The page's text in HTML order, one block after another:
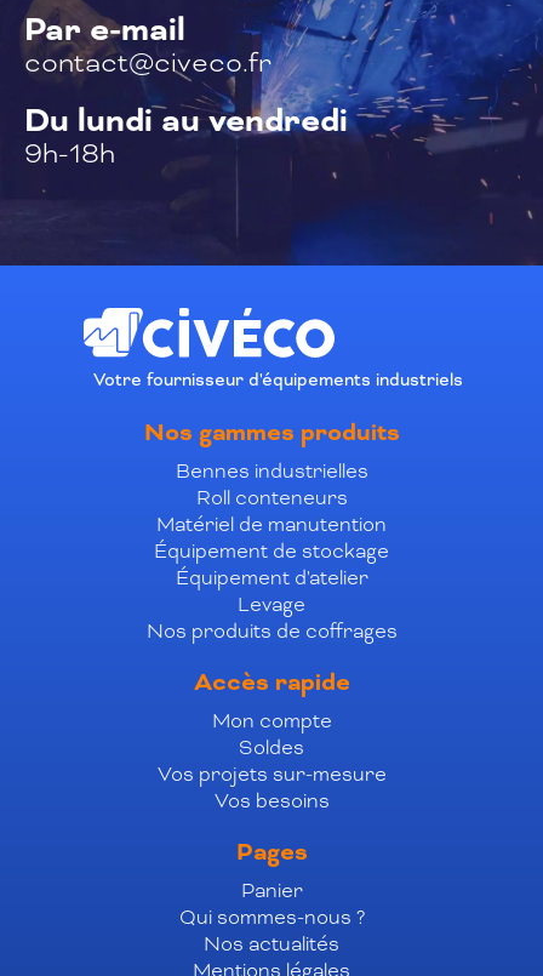
Par e-mail
contact@civeco.fr
Du lundi au vendredi
9h-18h
Votre fournisseur d'équipements industriels
Nos gammes produits
Bennes industrielles
Roll conteneurs
Matériel de manutention
Équipement de stockage
Équipement d'atelier
Levage
Nos produits de coffrages
Accès rapide
Mon compte
Soldes
Vos projets sur-mesure
Vos besoins
Pages
Panier
Qui sommes-nous ?
Nos actualités
Mentions légales